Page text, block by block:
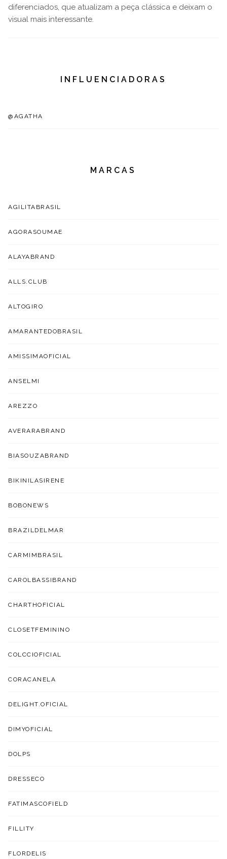
diferenciados, que atualizam a peça clássica e deixam o
visual mais interessante.
INFLUENCIADORAS
@AGATHA
MARCAS
AGILITABRASIL
AGORASOUMAE
ALAYABRAND
ALLS.CLUB
ALTOGIRO
AMARANTEDOBRASIL
AMISSIMAOFICIAL
ANSELMI
AREZZO
AVERARABRAND
BIASOUZABRAND
BIKINILASIRENE
BOBONEWS
BRAZILDELMAR
CARMIMBRASIL
CAROLBASSIBRAND
CHARTHOFICIAL
CLOSETFEMININO
COLCCIOFICIAL
CORACANELA
DELIGHT.OFICIAL
DIMYOFICIAL
DOLPS
DRESSECO
FATIMASCOFIELD
FILLITY
FLORDELIS